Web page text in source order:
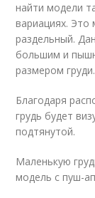
найти модели
вариациях. Это
раздельный.
большим и
размером груди.
Благодаря
грудь будет
подтянутой.
Маленькую
модель с пуш-